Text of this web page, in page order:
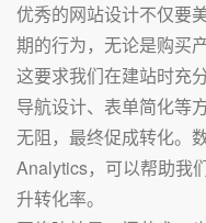
优秀的网站设计不仅要
期的行为，无论是购买
这要求我们在建站时充
导航设计、表单简化等
无阻，最终促成转化。
Analytics，可以帮助我
升转化率。